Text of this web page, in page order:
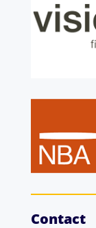
Contact